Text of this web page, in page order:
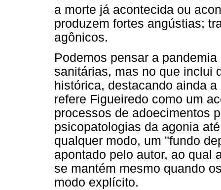
a morte já acontecida ou
produzem fortes angústias;
agônicos.
Podemos pensar a
sanitárias, mas no que inclui
histórica, destacando ainda
refere Figueiredo como um
processos de adoecimentos
psicopatologias da agonia
qualquer modo, um "fundo
apontado pelo autor, ao qual
se mantém mesmo quando
modo explícito.